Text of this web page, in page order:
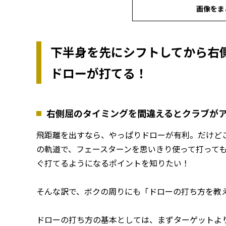
画像を
下半身を先にシフトしてから
ドローが打てる！
右側屈のタイミングを間違えるとクラブが
飛距離を出すなら、やっぱりドローが有利。だけ
の軌道で、フェースターンを思いきり使って打っ
ぐ打てるようになるポイントを知りたい！
そんな訳で、ボクの周りにも「ドローの打ち方を
ドローの打ち方の基本としては、まずターゲット